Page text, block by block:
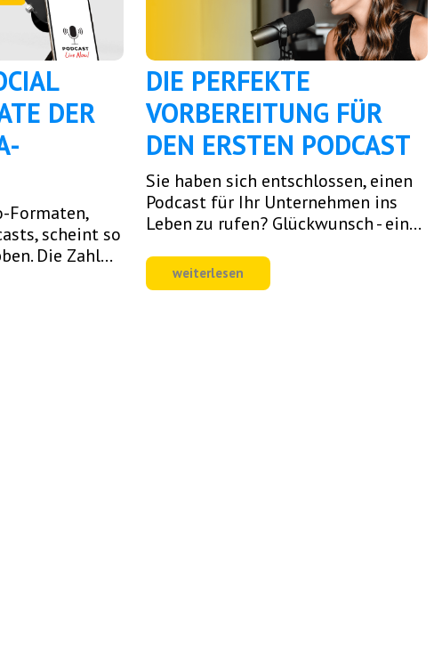
DER
Formaten,
scheint so
Die Zahl...
DIE PERFEKTE
VORBEREITUNG FÜR
DEN ERSTEN PODCAST
Sie haben sich entschlossen, einen
Podcast für Ihr Unternehmen ins
Leben zu rufen? Glückwunsch - ein...
weiterlesen